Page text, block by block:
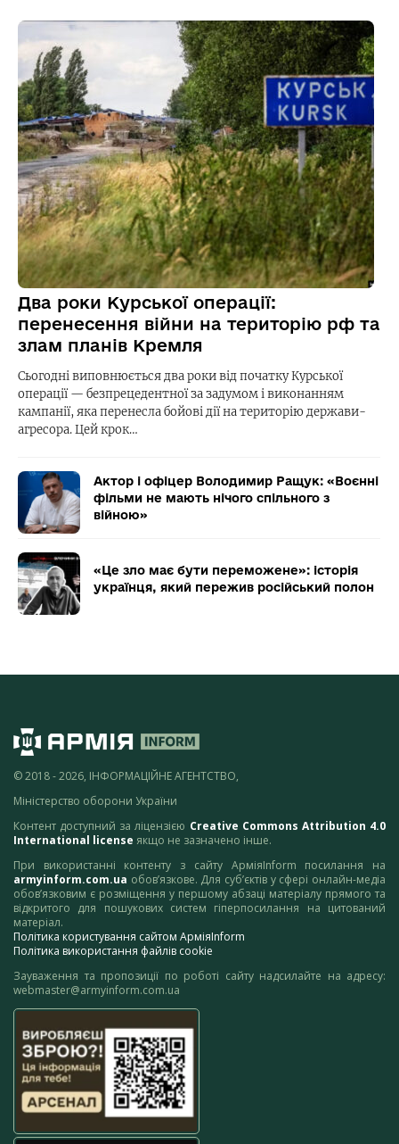
Два роки Курської операції:
перенесення війни на територію рф та
злам планів Кремля
Сьогодні виповнюється два роки від початку Курської
операції — безпрецедентної за задумом і виконанням
кампанії, яка перенесла бойові дії на територію держави-
агресора. Цей крок…
Актор і офіцер Володимир Ращук: «Воєнні
фільми не мають нічого спільного з
війною»
«Це зло має бути переможене»: історія
українця, який пережив російський полон
© 2018 - 2026, ІНФОРМАЦІЙНЕ АГЕНТСТВО,
Міністерство оборони України
Контент доступний за ліцензією Creative Commons Attribution 4.0
International license якщо не зазначено інше.
При використанні контенту з сайту АрміяInform посилання на
armyinform.com.ua обов’язкове. Для суб’єктів у сфері онлайн-медіа
обов’язковим є розміщення у першому абзаці матеріалу прямого та
відкритого для пошукових систем гіперпосилання на цитований
матеріал.
Політика користування сайтом АрміяInform
Політика використання файлів cookie
Зауваження та пропозиції по роботі сайту надсилайте на адресу:
webmaster@armyinform.com.ua